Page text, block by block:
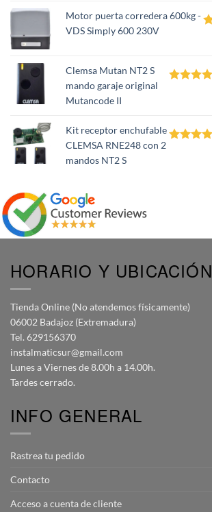
Motor puerta corredera 600kg -
VDS Simply 600 230V
Clemsa Mutan NT2 S
mando garaje original
Mutancode II
Kit receptor enchufable
CLEMSA RNE248 con 2
mandos NT2 S
HORARIO Y UBICACIÓN
Tienda Online (No atendemos físicamente)
06002 Badajoz (Extremadura)
Tel. 629156370
instalmaticsur@gmail.com
Lunes a Viernes de 8.00h a 14.00h.
Tardes cerrado.
INFO GENERAL
Rastrea tu pedido
Contacto
Acceso a cuenta de cliente